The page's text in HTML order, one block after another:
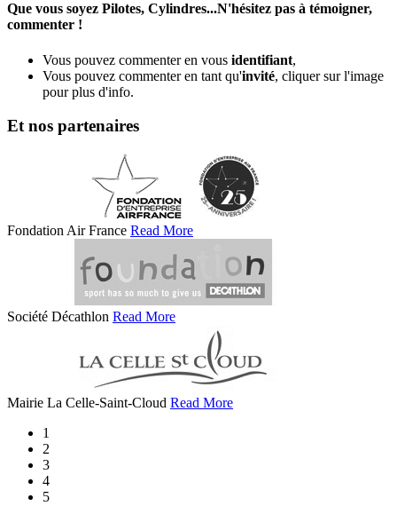
Que vous soyez Pilotes, Cylindres...N'hésitez pas à témoigner,
commenter !
Vous pouvez commenter en vous identifiant,
Vous pouvez commenter en tant qu'invité, cliquer sur l'image
pour plus d'info.
Et nos partenaires
Fondation Air France Read More
Société Décathlon Read More
Mairie La Celle-Saint-Cloud Read More
1
2
3
4
5